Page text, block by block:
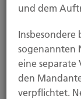
Nur wenige
Weiterlesen
und dem
Insbesondere
sogenannten
eine separate
den
verpflichtet.